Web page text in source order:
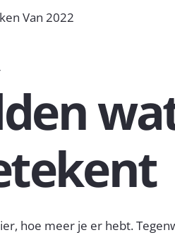
Van 2022
hoe meer je er hebt.